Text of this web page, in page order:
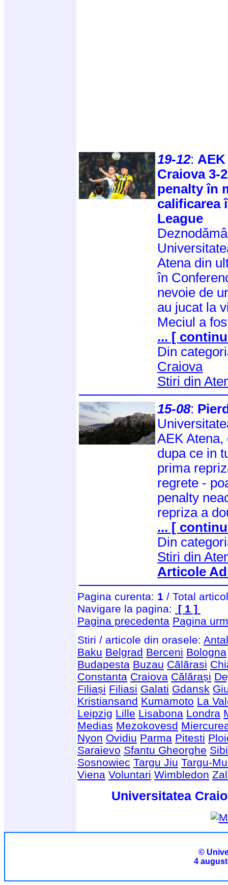
19-12:
Craiova 3-
penalty în
calificarea
League
Atena din
în
nevoie de
au jucat la
Meciul a
... [
Din
Craiova
Stiri din
15-08:
AEK
dupa ce in
prima
regrete -
penalty
repriza a
... [
Din
Stiri din
Articole
Pagina curenta: 1 / Total
Navigare la pagina:
[ 1 ]
Pagina precedenta Pagina
Stiri / articole din orasele:
Baku Belgrad Berceni Bologna
Budapesta Buzau Cãlãrasi
Constanta Craiova Călărași
Filiași Filiasi Galati Gdansk
Kristiansand Kumamoto La
Leipzig Lille Lisabona Londra
Medias Mezokovesd
Nyon Ovidiu Parma Pitesti
Saraievo Sfantu Gheorghe
Sosnowiec Targu Jiu Targu-
Viena Voluntari Wimbledon
Universitatea
©
4